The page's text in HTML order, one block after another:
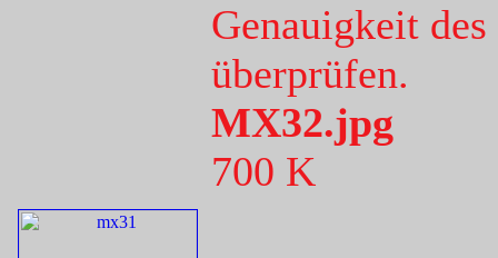
Genauigkeit
überprüfen.
MX32.jpg
700 K